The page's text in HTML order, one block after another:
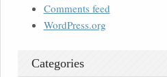
Comments feed
WordPress.org
Categories